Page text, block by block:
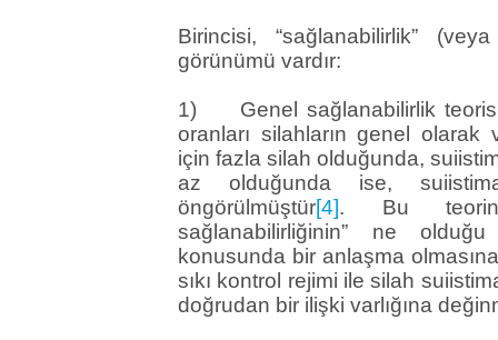
Birincisi, “sağlanabilirlik”
görünümü vardır:
1) Genel sağlanabilirlik
oranları silahların genel olarak
için fazla silah olduğunda,
az olduğunda ise,
öngörülmüştür[4]. Bu
sağlanabilirliğinin” ne
konusunda bir anlaşma
sıkı kontrol rejimi ile silah
doğrudan bir ilişki varlığına